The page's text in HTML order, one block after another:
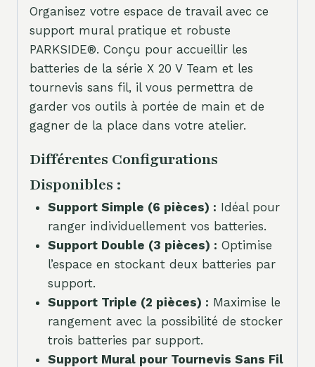
Organisez votre espace de travail avec ce
support mural pratique et robuste
PARKSIDE®. Conçu pour accueillir les
batteries de la série X 20 V Team et les
tournevis sans fil, il vous permettra de
garder vos outils à portée de main et de
gagner de la place dans votre atelier.
Différentes Configurations
Disponibles :
Support Simple (6 pièces) : Idéal pour
ranger individuellement vos batteries.
Support Double (3 pièces) : Optimise
l’espace en stockant deux batteries par
support.
Support Triple (2 pièces) : Maximise le
rangement avec la possibilité de stocker
trois batteries par support.
Support Mural pour Tournevis Sans Fil